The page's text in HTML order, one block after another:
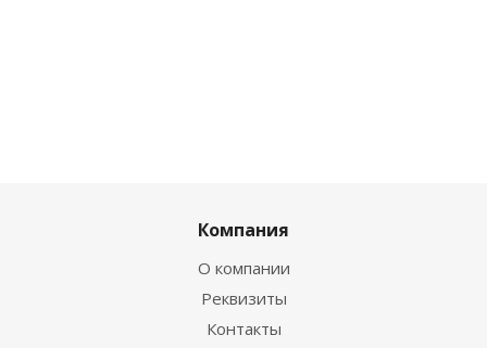
Компания
О компании
Реквизиты
Контакты